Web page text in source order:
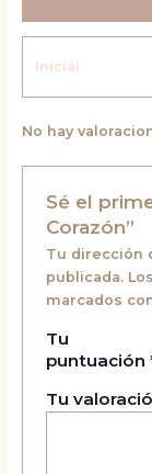
Inicial
No hay
Sé el
Corazón”
Tu dirección
publicada.
marcados
Tu
puntuación
Tu